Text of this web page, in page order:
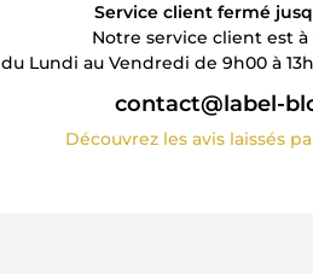
Service client fermé
Notre service client est
du Lundi au Vendredi de 9h00 à
contact@label-
Découvrez les avis laissés